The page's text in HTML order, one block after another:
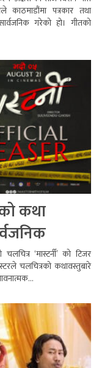
काठमाडौंमा पत्रकार तथा
गरेको हो। गीतको
कथा
‘मास्टर्नी’ को टिजर
चलचित्रको कथावस्तुबारे